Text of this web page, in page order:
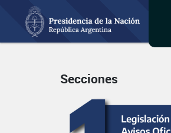
Secciones